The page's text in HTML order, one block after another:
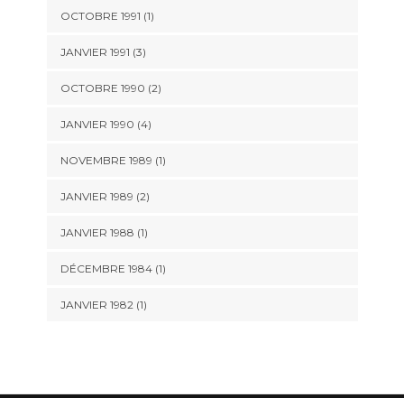
OCTOBRE 1991 (1)
JANVIER 1991 (3)
OCTOBRE 1990 (2)
JANVIER 1990 (4)
NOVEMBRE 1989 (1)
JANVIER 1989 (2)
JANVIER 1988 (1)
DÉCEMBRE 1984 (1)
JANVIER 1982 (1)